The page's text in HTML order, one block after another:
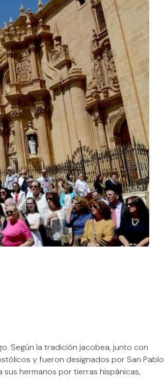
Según la tradición jacobea, junto con
y fueron designados por San Pablo
sus hermanos por tierras hispánicas,